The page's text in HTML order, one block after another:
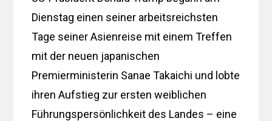
Dienstag einen seiner arbeitsreichsten
Tage seiner Asienreise mit einem Treffen
mit der neuen japanischen
Premierministerin Sanae Takaichi und lobte
ihren Aufstieg zur ersten weiblichen
Führungspersönlichkeit des Landes – eine